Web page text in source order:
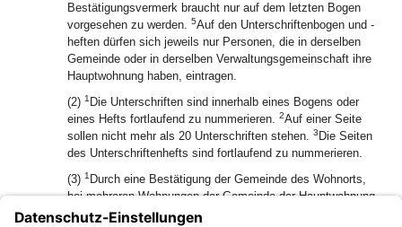
Bestätigungsvermerk braucht nur auf dem letzten Bogen
vorgesehen zu werden. 5Auf den Unterschriftenbogen und -
heften dürfen sich jeweils nur Personen, die in derselben
Gemeinde oder in derselben Verwaltungsgemeinschaft ihre
Hauptwohnung haben, eintragen.
(2) 1 Die Unterschriften sind innerhalb eines Bogens oder
eines Hefts fortlaufend zu nummerieren. 2Auf einer Seite
sollen nicht mehr als 20 Unterschriften stehen. 3 Die Seiten
des Unterschriftenhefts sind fortlaufend zu nummerieren.
(3) 1 Durch eine Bestätigung der Gemeinde des Wohnorts,
bei mehreren Wohnungen der Gemeinde der Hauptwohnung,
ist nachzuweisen, dass die Unterzeichner des